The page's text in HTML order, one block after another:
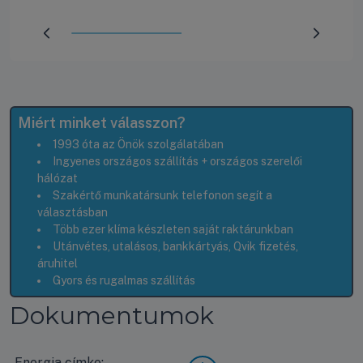
Miért minket válasszon?
1993 óta az Önök szolgálatában
Ingyenes országos szállítás + országos szerelői
hálózat
Szakértő munkatársunk telefonon segít a
választásban
Több ezer klíma készleten saját raktárunkban
Utánvétes, utalásos, bankkártyás, Qvik fizetés,
áruhitel
Gyors és rugalmas szállítás
Dokumentumok